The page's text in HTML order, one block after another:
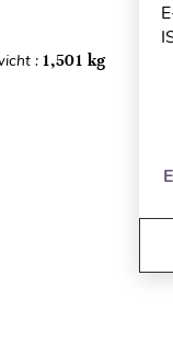
:1,501 kg